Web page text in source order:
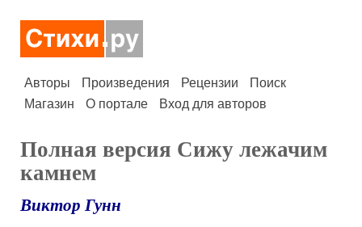
Авторы Произведения Рецензии
Поиск
Магазин
О портале Вход для авторов
Полная версия Сижу лежачим
камнем
Виктор Гунн